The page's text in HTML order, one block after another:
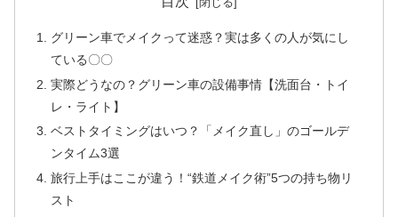
グリーン車でメイクって迷惑？実は多くの人が気にし
ている〇〇
実際どうなの？グリーン車の設備事情【洗面台・トイ
レ・ライト】
ベストタイミングはいつ？「メイク直し」のゴールデ
ンタイム3選
旅行上手はここが違う！“鉄道メイク術”5つの持ち物リ
スト